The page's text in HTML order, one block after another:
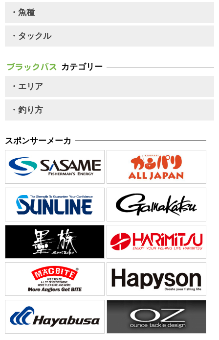
・魚種
・タックル
カテゴリー
・エリア
・釣り方
スポンサーメーカ